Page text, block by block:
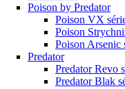
Poison by Predator
Poison VX
Poison
Poison Arsenic
Predator
Predator Revo
Predator Blak